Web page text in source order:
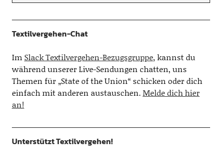
Textilvergehen-Chat
Im Slack Textilvergehen-Bezugsgruppe, kannst du
während unserer Live-Sendungen chatten, uns
Themen für „State of the Union“ schicken oder dich
einfach mit anderen austauschen.Melde dich hier
an!
Unterstützt Textilvergehen!